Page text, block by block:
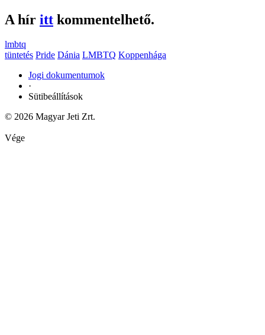
A hír itt kommentelhető.
lmbtq
tüntetés Pride Dánia LMBTQ Koppenhága
Jogi dokumentumok
·
Sütibeállítások
© 2026 Magyar Jeti Zrt.
Vége